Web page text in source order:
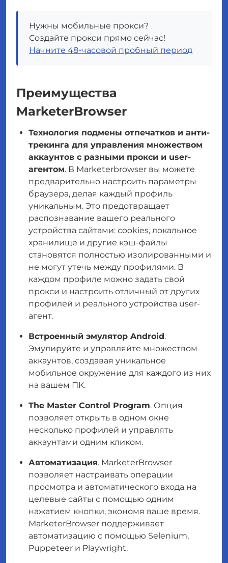
Нужны мобильные прокси?
Создайте прокси прямо сейчас!
Начните 48-часовой пробный период
Преимущества
MarketerBrowser
Технология подмены отпечатков и анти-
трекинга для управления множеством
аккаунтов с разными прокси и user-
агентом. В Marketerbrowser вы можете
предварительно настроить параметры
браузера, делая каждый профиль
уникальным. Это предотвращает
распознавание вашего реального
устройства сайтами: сookies, локальное
хранилище и другие кэш-файлы
становятся полностью изолированными и
не могут утечь между профилями. В
каждом профиле можно задать свой
прокси и настроить отличный от других
профилей и реального устройства user-
агент.
Встроенный эмулятор Android.
Эмулируйте и управляйте множеством
аккаунтов, создавая уникальное
мобильное окружение для каждого из них
на вашем ПК.
The Master Control Program. Опция
позволяет открыть в одном окне
несколько профилей и управлять
аккаунтами одним кликом.
Автоматизация. MarketerBrowser
позволяет настраивать операции
просмотра и автоматического входа на
целевые сайты с помощью одним
нажатием кнопки, экономя ваше время.
MarketerBrowser поддерживает
автоматизацию с помощью Selenium,
Puppeteer и Playwright.